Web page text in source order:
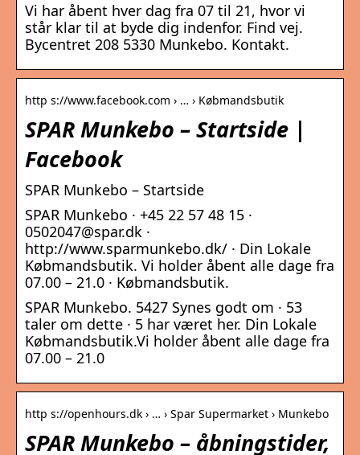
Vi har åbent hver dag fra 07 til 21, hvor vi
står klar til at byde dig indenfor. Find vej.
Bycentret 208 5330 Munkebo. Kontakt.
http s://www.facebook.com › … › Købmandsbutik
SPAR Munkebo – Startside |
Facebook
SPAR Munkebo – Startside
SPAR Munkebo · +45 22 57 48 15 ·
0502047@spar.dk ·
http://www.sparmunkebo.dk/ · Din Lokale
Købmandsbutik. Vi holder åbent alle dage fra
07.00 – 21.0 · Købmandsbutik.
SPAR Munkebo. 5427 Synes godt om · 53
taler om dette · 5 har været her. Din Lokale
Købmandsbutik.Vi holder åbent alle dage fra
07.00 – 21.0
http s://openhours.dk › … › Spar Supermarket › Munkebo
SPAR Munkebo – åbningstider,